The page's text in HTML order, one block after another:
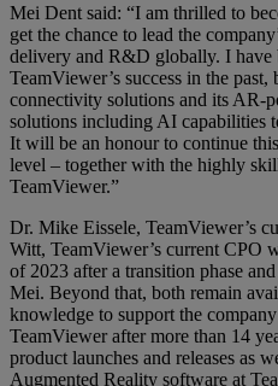
Mei Dent said: “I am thrilled to
get the chance to lead the
delivery and R&D globally. I have
TeamViewer’s success in the
connectivity solutions and its
solutions including AI capabilities
It will be an honour to continue
level – together with the highly
TeamViewer.”
Dr. Mike Eissele, TeamViewer’s
Witt, TeamViewer’s current CPO
of 2023 after a transition phase
Mei. Beyond that, both remain
knowledge to support the
TeamViewer after more than 14
product launches and releases as
Augmented Reality software at